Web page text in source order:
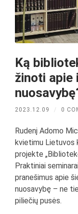
Ką
žinoti apie
2023.12.09 / 0
Rudenį Adomo
kvietimu Lietuvos
projekte
Praktiniai
pranešimus apie
nuosavybę – ne
piliečių pusės.